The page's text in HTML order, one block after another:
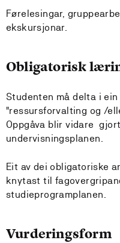
Førelesingar,
ekskursjonar.
Obligatorisk
Studenten må delta i
"ressursforvalting og /
Oppgåva blir vidare
undervisningsplanen.
Eit av dei obligatoriske
knytast til
studieprogramplanen.
Vurderingsform